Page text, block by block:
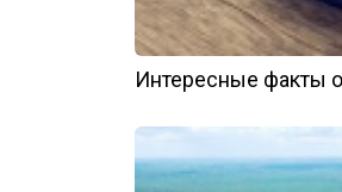
Интересные факты